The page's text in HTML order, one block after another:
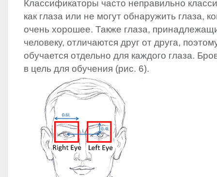
Классификаторы часто неправильно
как глаза или не могут обнаружить глаза,
очень хорошее. Также глаза,
человеку, отличаются друг от друга,
обучается отдельно для каждого глаза.
в цель для обучения (рис. 6).